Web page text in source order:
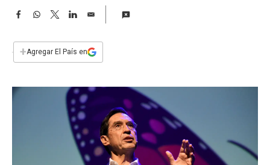
F
e
b
W
s
T
w
t
L
n
E
i
l
+Agregar El País en